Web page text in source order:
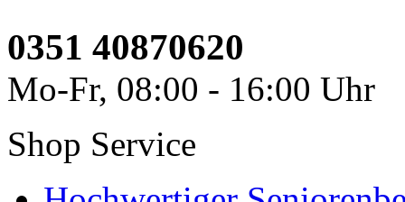
0351 40870620
Mo-Fr, 08:00 - 16:00 Uhr
Shop Service